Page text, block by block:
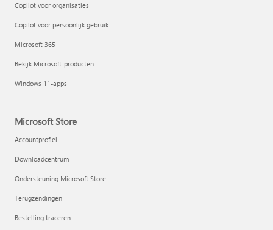
Copilot voor organisaties
Copilot voor persoonlijk gebruik
Microsoft 365
Bekijk Microsoft-producten
Windows 11-apps
Microsoft Store
Accountprofiel
Downloadcentrum
Ondersteuning Microsoft Store
Terugzendingen
Bestelling traceren